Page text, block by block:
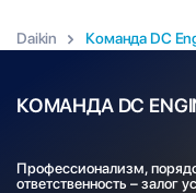
Daikin Команда DC
КОМАНДА DC
Профессионализм,
ответственность – залог